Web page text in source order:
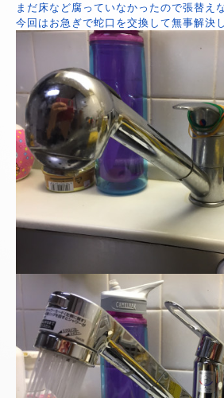
まだ床など腐っていなかったので張替え
今回はお急ぎで蛇口を交換して無事解決